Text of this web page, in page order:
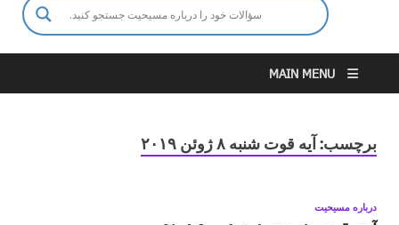
MAIN MENU
برچسب: آیه قوت شنبه ۸ ژوئن ۲۰۱۹
درباره مسیحیت